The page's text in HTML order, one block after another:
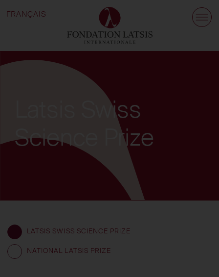
FRANÇAIS
Latsis Swiss
Science Prize
LATSIS SWISS SCIENCE PRIZE
NATIONAL LATSIS PRIZE